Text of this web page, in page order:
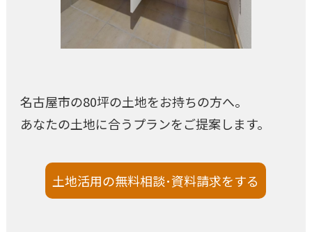
名古屋市の80坪の土地をお持ちの方へ。
あなたの土地に合うプランをご提案します。
土地活用の無料相談･資料請求をする